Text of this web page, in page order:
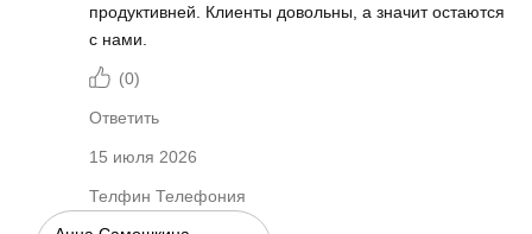
продуктивней. Клиенты довольны, а значит остаются
с нами.
(0)
Ответить
15 июля 2026
Телфин Телефония